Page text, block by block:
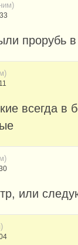
прорубь в
всегда в
или